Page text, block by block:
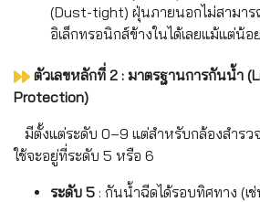
(Dust-tight) ฝุ่นภายนอกไม่สามารถ
อิเล็กทรอนิกส์ข้างในได้เลยแม้แต่น้อย
ตัวเลขหลักที่ 2 : มาตรฐานการกันน้ำ
Protection)
มีตั้งแต่ระดับ 0–9 แต่สำหรับกล้องสำร
ใช้จะอยู่ที่ระดับ 5 หรือ 6
ระดับ 5 : กันน้ำฉีดได้รอบทิศทาง (